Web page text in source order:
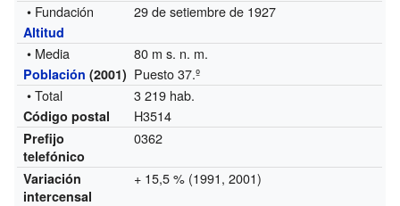
• Fundación 29 de setiembre de 1927
Altitud
• Media 80 m s. n. m.
Población (2001) Puesto 37.º
• Total
3 219 hab.
Código postal H3514
Prefijo
telefónico
0362
Variación
intercensal
+ 15,5 % (1991, 2001)